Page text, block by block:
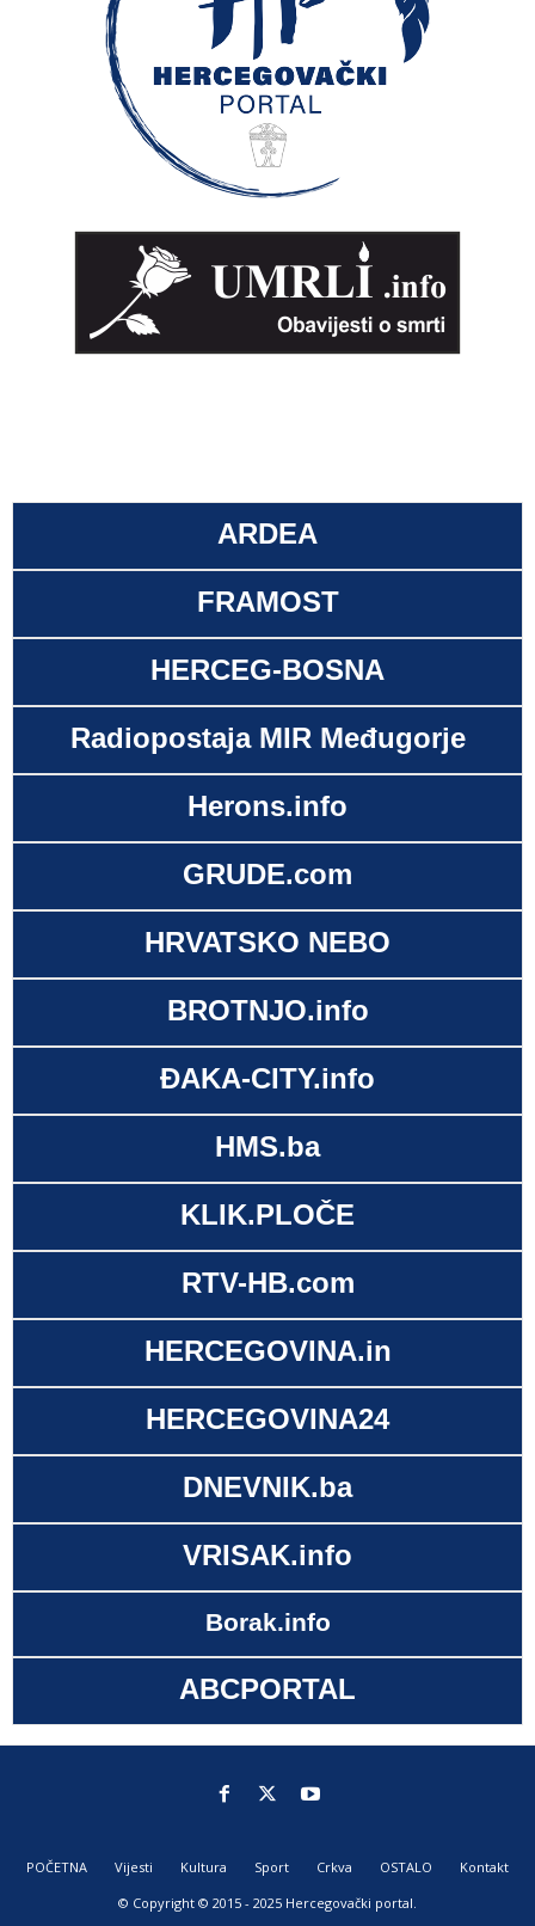
ARDEA
FRAMOST
HERCEG-BOSNA
Radiopostaja MIR Međugorje
Herons.info
GRUDE.com
HRVATSKO NEBO
BROTNJO.info
ĐAKA-CITY.info
HMS.ba
KLIK.PLOČE
RTV-HB.com
HERCEGOVINA.in
HERCEGOVINA24
DNEVNIK.ba
VRISAK.info
Borak.info
ABCPORTAL
POČETNA Vijesti Kultura Sport Crkva OSTALO
Kontakt
© Copyright © 2015 - 2025 Hercegovački portal.